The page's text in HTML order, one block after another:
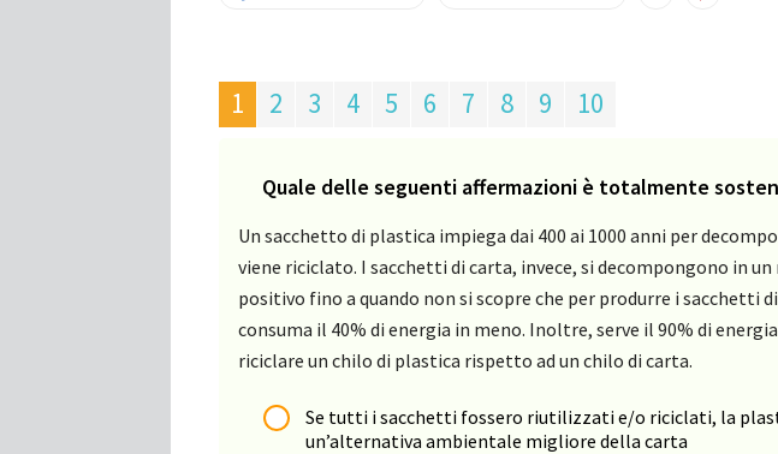
1
2 3 4 5 6 7 8 9 10
Quale delle seguenti affermazioni è totalmente
Un sacchetto di plastica impiega dai 400 ai 1000 anni per
viene riciclato. I sacchetti di carta, invece, si decompongono in un
positivo fino a quando non si scopre che per produrre i sacchetti
consuma il 40% di energia in meno. Inoltre, serve il 90% di
riciclare un chilo di plastica rispetto ad un chilo di carta.
Se tutti i sacchetti fossero riutilizzati e/o riciclati, la
un’alternativa ambientale migliore della carta